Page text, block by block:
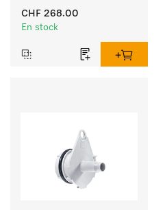
pour la connexion aux
systèmes externes.
CHF 268.00
En stock